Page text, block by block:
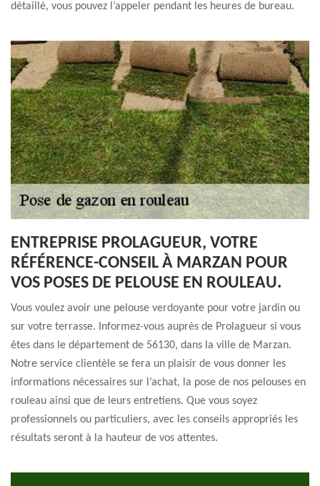
détaillé, vous pouvez l’appeler pendant les heures de bureau.
ENTREPRISE PROLAGUEUR, VOTRE
RÉFÉRENCE-CONSEIL À MARZAN POUR
VOS POSES DE PELOUSE EN ROULEAU.
Vous voulez avoir une pelouse verdoyante pour votre jardin ou
sur votre terrasse. Informez-vous auprès de Prolagueur si vous
êtes dans le département de 56130, dans la ville de Marzan.
Notre service clientèle se fera un plaisir de vous donner les
informations nécessaires sur l’achat, la pose de nos pelouses en
rouleau ainsi que de leurs entretiens. Que vous soyez
professionnels ou particuliers, avec les conseils appropriés les
résultats seront à la hauteur de vos attentes.